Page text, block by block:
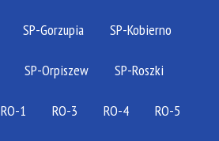
SP-Gorzupia SP-Kobierno
SP-Orpiszew SP-Roszki
RO-1 RO-3 RO-4 RO-5